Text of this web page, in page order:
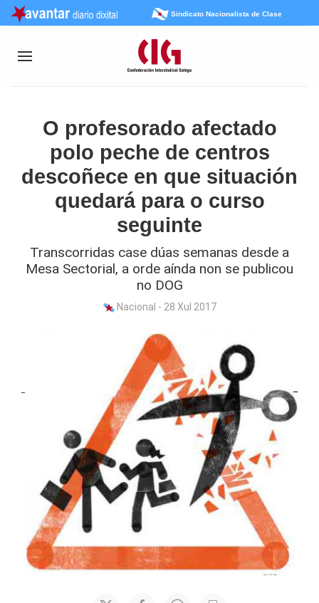
Sindicato Nacionalista de Clase
O profesorado afectado
polo peche de centros
descoñece en que situación
quedará para o curso
seguinte
Transcorridas case dúas semanas desde a
Mesa Sectorial, a orde aínda non se publicou
no DOG
Nacional - 28 Xul 2017